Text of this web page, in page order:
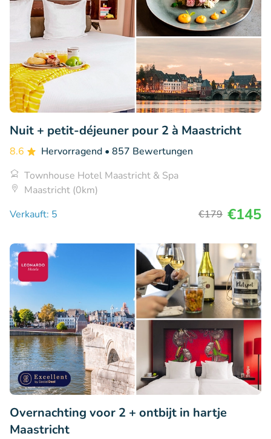
Nuit + petit-déjeuner pour 2 à Maastricht
8.6 Hervorragend • 857 Bewertungen
Townhouse Hotel Maastricht & Spa
Maastricht (0km)
Verkauft: 5
€179 €145
Overnachting voor 2 + ontbijt in hartje
Maastricht